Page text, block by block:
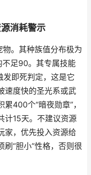
消耗警示
物。其种族值分布极为
足90。其专属技能
发即死判定，这是它
速度快的圣光系或武
400个“暗夜勋章”，
计15天。不建议资源
家，优先投入资源给
“胆小”性格，否则很